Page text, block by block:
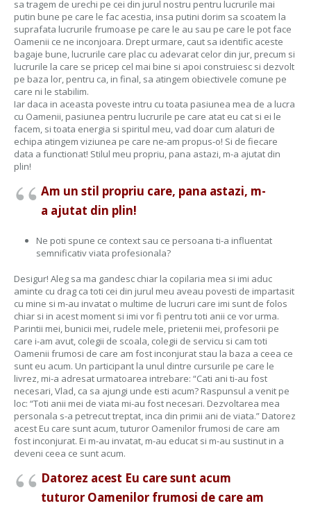
sa tragem de urechi pe cei din jurul nostru pentru lucrurile mai
putin bune pe care le fac acestia, insa putini dorim sa scoatem la
suprafata lucrurile frumoase pe care le au sau pe care le pot face
Oamenii ce ne inconjoara. Drept urmare, caut sa identific aceste
bagaje bune, lucrurile care plac cu adevarat celor din jur, precum si
lucrurile la care se pricep cel mai bine si apoi construiesc si dezvolt
pe baza lor, pentru ca, in final, sa atingem obiectivele comune pe
care ni le stabilim.
Iar daca in aceasta poveste intru cu toata pasiunea mea de a lucra
cu Oamenii, pasiunea pentru lucrurile pe care atat eu cat si ei le
facem, si toata energia si spiritul meu, vad doar cum alaturi de
echipa atingem viziunea pe care ne-am propus-o! Si de fiecare
data a functionat! Stilul meu propriu, pana astazi, m-a ajutat din
plin!
Am un stil propriu care, pana astazi, m-
a ajutat din plin!
Ne poti spune ce context sau ce persoana ti-a influentat
semnificativ viata profesionala?
Desigur! Aleg sa ma gandesc chiar la copilaria mea si imi aduc
aminte cu drag ca toti cei din jurul meu aveau povesti de impartasit
cu mine si m-au invatat o multime de lucruri care imi sunt de folos
chiar si in acest moment si imi vor fi pentru toti anii ce vor urma.
Parintii mei, bunicii mei, rudele mele, prietenii mei, profesorii pe
care i-am avut, colegii de scoala, colegii de servicu si cam toti
Oamenii frumosi de care am fost inconjurat stau la baza a ceea ce
sunt eu acum. Un participant la unul dintre cursurile pe care le
livrez, mi-a adresat urmatoarea intrebare: “Cati ani ti-au fost
necesari, Vlad, ca sa ajungi unde esti acum? Raspunsul a venit pe
loc: “Toti anii mei de viata mi-au fost necesari. Dezvoltarea mea
personala s-a petrecut treptat, inca din primii ani de viata.” Datorez
acest Eu care sunt acum, tuturor Oamenilor frumosi de care am
fost inconjurat. Ei m-au invatat, m-au educat si m-au sustinut in a
deveni ceea ce sunt acum.
Datorez acest Eu care sunt acum
tuturor Oamenilor frumosi de care am